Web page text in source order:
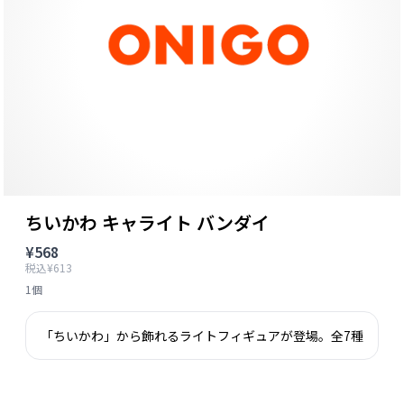
ちいかわ キャライト バンダイ
¥568
税込¥613
1個
「ちいかわ」から飾れるライトフィギュアが登場。全7種